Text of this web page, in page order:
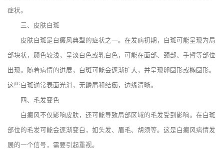
症状。
三、皮肤白斑
皮肤白斑是白癜风典型的症状之一。在发病初期，白斑可能呈现为局
部块状，颜色较浅，呈淡白色或乳白色，可能在面部、颈部、手臂等部位
出现。随着病情的进展，白斑可能会逐渐扩大，并呈现卵圆形或椭圆形。
这些白斑通常表面光滑，无鳞屑和结痂，边缘清晰。
四、毛发变色
白癜风不仅影响皮肤，还可能导致局部区域的毛发受到影响。在白斑
部位的毛发可能会逐渐变白，如头发、眉毛、胡须等。这是白癜风病情发
展的一个信号，需要引起重视。